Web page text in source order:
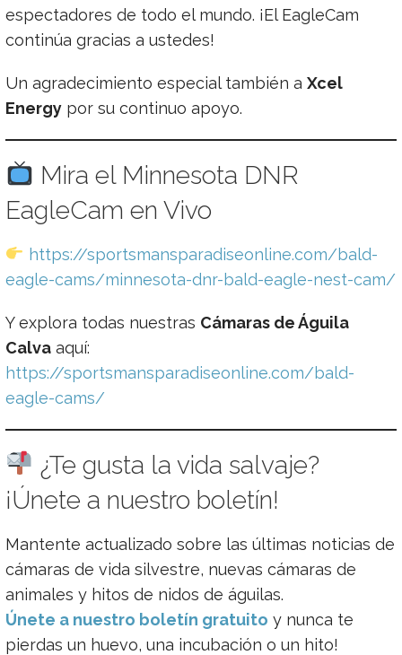
espectadores de todo el mundo. ¡El EagleCam
continúa gracias a ustedes!
Un agradecimiento especial también a Xcel
Energy por su continuo apoyo.
Mira el Minnesota DNR
EagleCam en Vivo
https://sportsmansparadiseonline.com/bald-
eagle-cams/minnesota-dnr-bald-eagle-nest-cam/
Y explora todas nuestras Cámaras de Águila
Calva aquí:
https://sportsmansparadiseonline.com/bald-
eagle-cams/
¿Te gusta la vida salvaje?
¡Únete a nuestro boletín!
Mantente actualizado sobre las últimas noticias de
cámaras de vida silvestre, nuevas cámaras de
animales y hitos de nidos de águilas.
Únete a nuestro boletín gratuito y nunca te
pierdas un huevo, una incubación o un hito!